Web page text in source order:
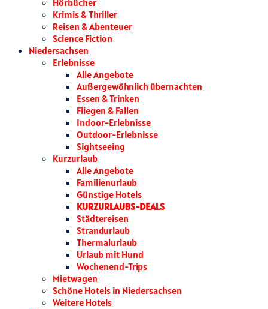
Hörbücher
Krimis & Thriller
Reisen & Abenteuer
Science Fiction
Niedersachsen
Erlebnisse
Alle Angebote
Außergewöhnlich übernachten
Essen & Trinken
Fliegen & Fallen
Indoor-Erlebnisse
Outdoor-Erlebnisse
Sightseeing
Kurzurlaub
Alle Angebote
Familienurlaub
Günstige Hotels
KURZURLAUBS-DEALS
Städtereisen
Strandurlaub
Thermalurlaub
Urlaub mit Hund
Wochenend-Trips
Mietwagen
Schöne Hotels in Niedersachsen
Weitere Hotels